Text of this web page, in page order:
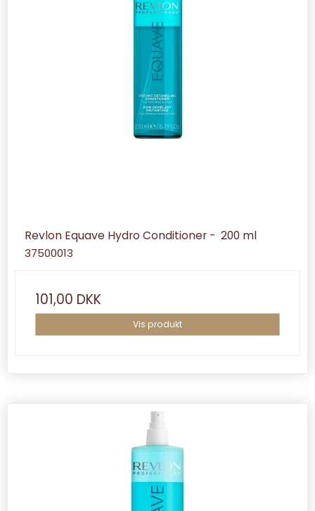
Revlon Equave Hydro Conditioner - 200 ml
37500013
101,00 DKK
Vis produkt